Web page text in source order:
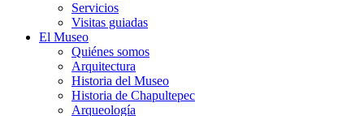
Servicios
Visitas guiadas
El Museo
Quiénes somos
Arquitectura
Historia del Museo
Historia de Chapultepec
Arqueología